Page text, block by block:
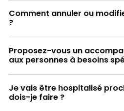
La liste des médicaments
avec ou sans ordonnance
Comment annuler ou
?
Proposez-vous un
aux personnes à besoins
Je vais être hospitalisé
dois-je faire ?